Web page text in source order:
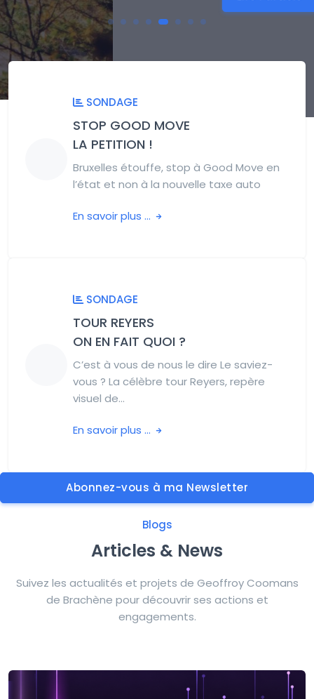
SONDAGE
STOP GOOD MOVE
LA PETITION !
Bruxelles étouffe, stop à Good Move en
l’état et non à la nouvelle taxe auto
En savoir plus ...
SONDAGE
TOUR REYERS
ON EN FAIT QUOI ?
C’est à vous de nous le dire Le saviez-
vous ? La célèbre tour Reyers, repère
visuel de...
En savoir plus ...
Abonnez-vous à ma Newsletter
Blogs
Articles & News
Suivez les actualités et projets de Geoffroy Coomans
de Brachène pour découvrir ses actions et
engagements.